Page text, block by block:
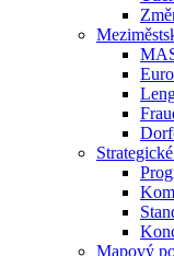
Mapový